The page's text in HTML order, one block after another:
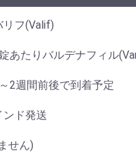
フ(Valif)
たりバルデナフィル
週間前後で到着予定
ド発送
せん)